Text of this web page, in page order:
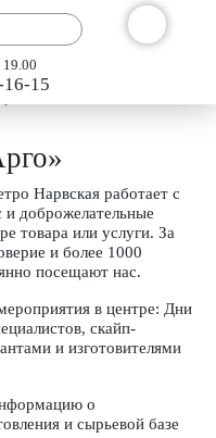
15
Нарвcкая работает с
доброжелательные
товара или услуги. За
и более 1000
посещают нас.
в центре: Дни
скайп-
и изготовителями
о
и сырьевой базе